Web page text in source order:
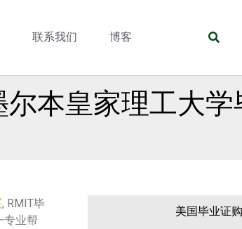
联系我们 博客
本皇家理工大学
, RMIT毕
专业帮
美国毕业证